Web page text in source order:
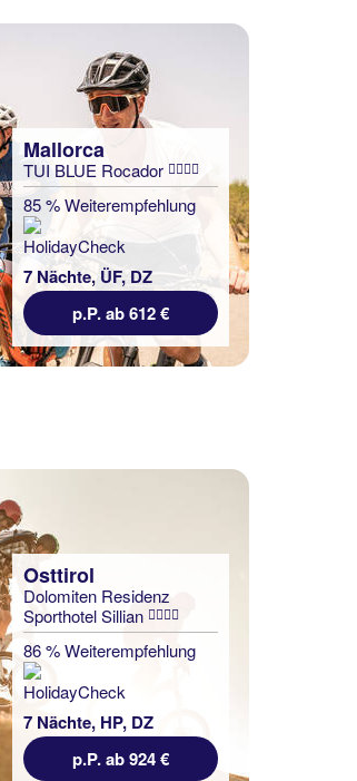
Mallorca
TUI BLUE Rocador
85 % Weiterempfehlung
7 Nächte, ÜF, DZ
p.P. ab 612 €
Osttirol
Dolomiten Residenz
Sporthotel Sillian
86 % Weiterempfehlung
7 Nächte, HP, DZ
p.P. ab 924 €